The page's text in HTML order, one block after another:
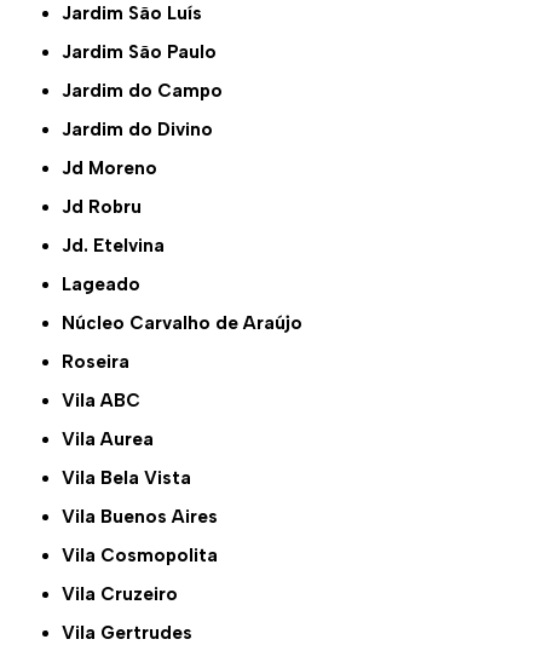
Jardim São Luís
Jardim São Paulo
Jardim do Campo
Jardim do Divino
Jd Moreno
Jd Robru
Jd. Etelvina
Lageado
Núcleo Carvalho de Araújo
Roseira
Vila ABC
Vila Aurea
Vila Bela Vista
Vila Buenos Aires
Vila Cosmopolita
Vila Cruzeiro
Vila Gertrudes